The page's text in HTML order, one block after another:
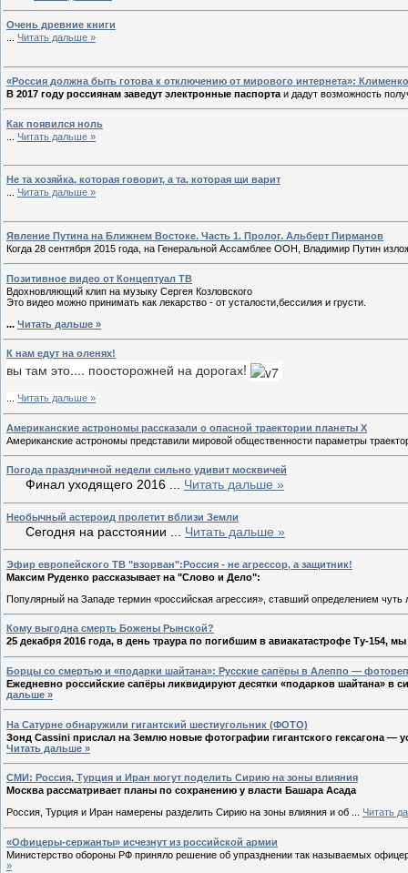
Очень древние книги
Читать дальше »
«Россия должна быть готова к отключению от мирового интернета»:
В 2017 году россиянам заведут электронные паспорта и дадут возможность
Как появился ноль
Читать дальше »
Не та хозяйка, которая говорит, а та, которая щи варит
Читать дальше »
Явление Путина на Ближнем Востоке. Часть 1. Пролог. Альберт Пирманов
Когда 28 сентября 2015 года, на Генеральной Ассамблее ООН, Владимир Путин
Позитивное видео от Концептуал ТВ
Вдохновляющий клип на музыку Сергея Козловского
Это видео можно принимать как лекарство - от усталости,бессилия и грусти.
... Читать дальше »
К нам едут на оленях!
вы там это.... поосторожней на дорогах!
Читать дальше »
Американские астрономы рассказали о опасной траектории планеты Х
Американские астрономы представили мировой общественности параметры
Погода праздничной недели сильно удивит москвичей
Финал уходящего 2016 ... Читать дальше »
Необычный астероид пролетит вблизи Земли
Сегодня на расстоянии Читать дальше »
Эфир европейского ТВ "взорван":Россия - не агрессор, а защитник!
Максим Руденко рассказывает на "Слово и Дело":
Популярный на Западе термин «российская агрессия», ставший определением чуть
Кому выгодна смерть Божены Рынской?
25 декабря 2016 года, в день траура по погибшим в авиакатастрофе Ту-154,
Борцы со смертью и «подарки шайтана»: Русские сапёры в Алеппо —
Ежедневно российские сапёры ликвидируют десятки «подарков шайтана» в
дальше »
На Сатурне обнаружили гигантский шестиугольник (ФОТО)
Зонд Cassini прислал на Землю новые фотографии гигантского гексагона
Читать дальше »
СМИ: Россия, Турция и Иран могут поделить Сирию на зоны влияния
Москва рассматривает планы по сохранению у власти Башара Асада
Россия, Турция и Иран намерены разделить Сирию на зоны влияния и об ... Читать
«Офицеры-сержанты» исчезнут из российской армии
Министерство обороны РФ приняло решение об упразднении так называемых
»